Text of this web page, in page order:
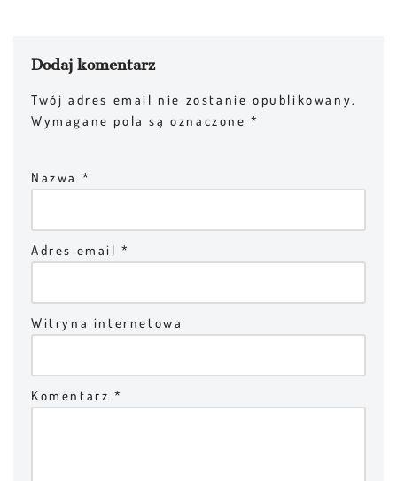
Dodaj komentarz
Twój adres email nie zostanie opublikowany.
Wymagane pola są oznaczone*
Nazwa *
Adres email*
Witryna internetowa
Komentarz *